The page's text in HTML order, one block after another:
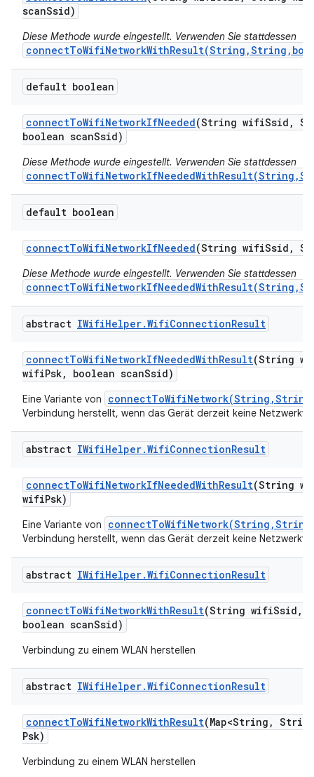
scanSsid)
Diese Methode wurde eingestellt. Verwenden Sie stattdessen
default boolean
connectToWifiNetworkIfNeeded(String wifiSsid ,
boolean scanSsid)
Diese Methode wurde eingestellt. Verwenden Sie stattdessen
default boolean
connectToWifiNetworkIfNeeded(String wifiSsid ,
Diese Methode wurde eingestellt. Verwenden Sie stattdessen
abstract IWifiHelper.WifiConnectionResult
connectToWifiNetworkIfNeededWithResult(String
wifiPsk, boolean scanSsid)
Eine Variante von
Verbindung herstellt, wenn das Gerät derzeit keine
abstract IWifiHelper.WifiConnectionResult
connectToWifiNetworkIfNeededWithResult(String
wifiPsk)
Eine Variante von
Verbindung herstellt, wenn das Gerät derzeit keine
abstract IWifiHelper.WifiConnectionResult
connectToWifiNetworkWithResult(String wifiSsid ,
boolean scanSsid)
Verbindung zu einem WLAN herstellen
abstract IWifiHelper.WifiConnectionResult
connectToWifiNetworkWithResult(Map<String ,
Psk)
Verbindung zu einem WLAN herstellen